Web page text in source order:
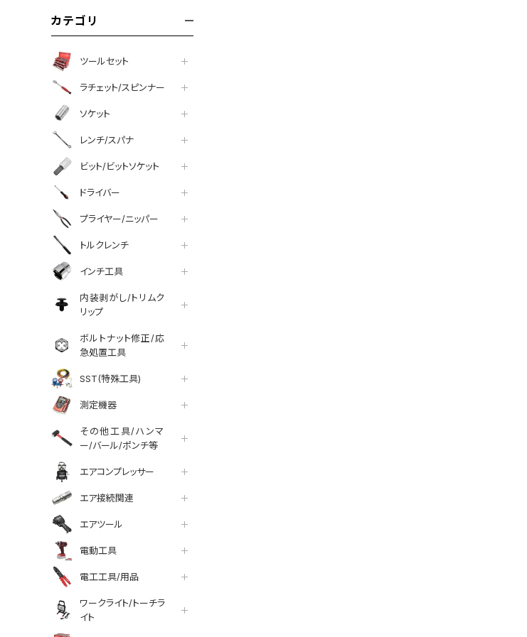
カテゴリ
ツールセット
ラチェット/スピンナー
ソケット
レンチ/スパナ
ビット/ビットソケット
ドライバー
プライヤー/ニッパー
トルクレンチ
インチ工具
内装剥がし/トリムク
リップ
ボルトナット修正/応
急処置工具
SST(特殊工具)
測定機器
その他工具/ハンマ
ー/バール/ポンチ等
エアコンプレッサー
エア接続関連
エアツール
電動工具
電工工具/用品
ワークライト/トーチラ
イト